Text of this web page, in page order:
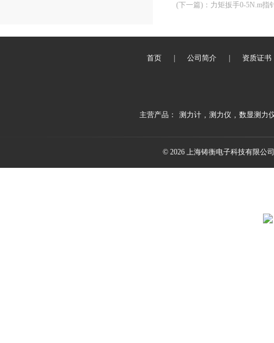
(下一篇) ： 力矩扳手0-5N.m指
首页 公司简介 资质证书
主营产品： 测力计 , 测力仪 , 数显测力
© 2026 上海铸衡电子科技有限公